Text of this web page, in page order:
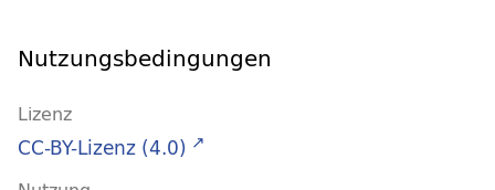
Nutzungsbedingungen
Lizenz
CC-BY-Lizenz (4.0)